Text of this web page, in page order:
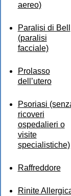
aereo)
Paralisi di Bell
(paralisi
facciale)
Prolasso
dell’utero
Psoriasi
ricoveri
ospedalieri o
visite
specialistiche)
Raffreddore
Rinite